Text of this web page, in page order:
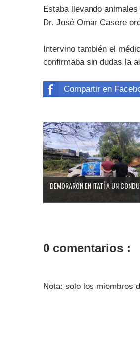
Estaba llevando
Dr. José Omar Casere
Intervino también el
confirmaba sin dudas la
Compartir en
DEMORARON EN ITATÍ A UN
0 comentarios :
Nota: solo los miembros